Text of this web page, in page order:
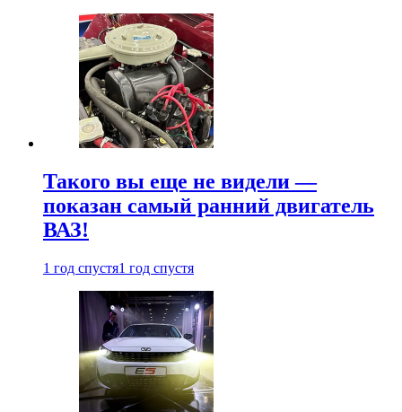
Такого вы еще не видели —
показан самый ранний двигатель
ВАЗ!
1 год спустя1 год спустя